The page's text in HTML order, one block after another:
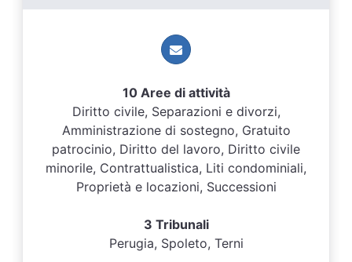
10 Aree di attività
Diritto civile, Separazioni e divorzi,
Amministrazione di sostegno, Gratuito
patrocinio, Diritto del lavoro, Diritto civile
minorile, Contrattualistica, Liti condominiali,
Proprietà e locazioni, Successioni
3 Tribunali
Perugia, Spoleto, Terni